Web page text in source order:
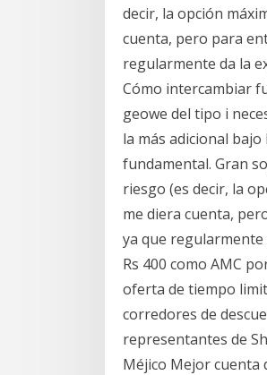
decir, la opción
cuenta, pero para
regularmente da la
Cómo intercambiar
geowe del tipo i
la más adicional
fundamental. Gran
riesgo (es decir, la
me diera cuenta,
ya que regularmente
Rs 400 como AMC
oferta de tiempo
corredores de
representantes de
Méjico Mejor cuenta